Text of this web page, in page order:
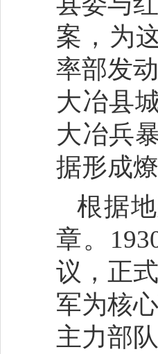
案，为
率部发
大冶县
大冶兵
据形成
根据
章。
议，正
军为核
主力部